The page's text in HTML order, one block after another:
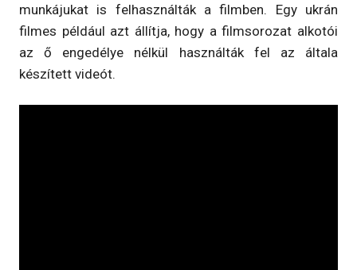
munkájukat is felhasználták a filmben. Egy ukrán
filmes például azt állítja, hogy a filmsorozat alkotói
az ő engedélye nélkül használták fel az általa
készített videót.